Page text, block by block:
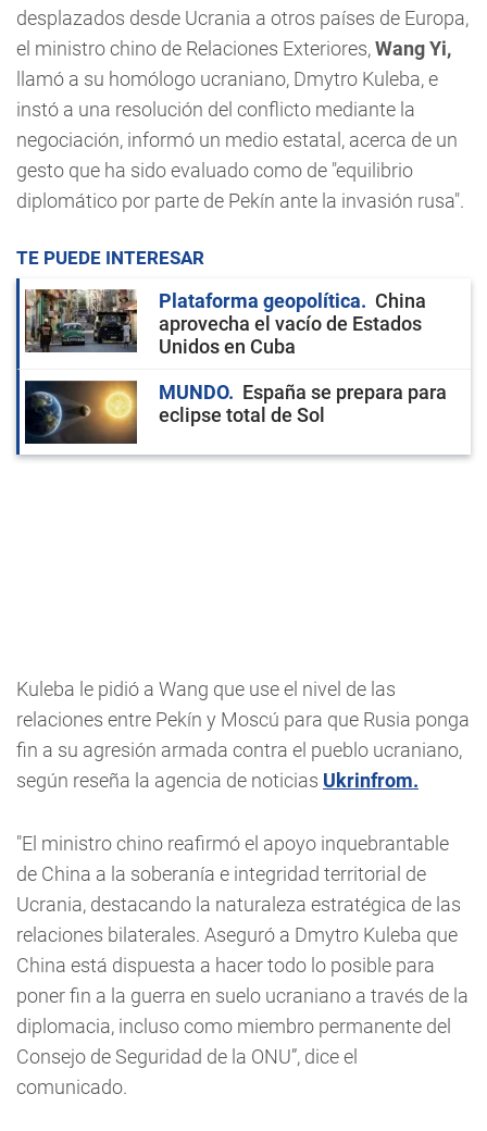
desplazados desde Ucrania a otros países de Europa,
el ministro chino de Relaciones Exteriores,WangYi,
llamó a su homólogo ucraniano, Dmytro Kuleba, e
instó a una resolución del conflicto mediante la
negociación, informó un medio estatal, acerca de un
gesto que ha sido evaluado como de "equilibrio
diplomático por parte de Pekín ante la invasión rusa".
TE PUEDE INTERESAR
Plataforma geopolítica
China
aprovecha el vacío de Estados
Unidos en Cuba
MUNDO
España se prepara para
eclipse total de Sol
Kuleba le pidió a Wang que use el nivel de las
relaciones entre Pekín y Moscú para que Rusia ponga
fin a su agresión armada contra el pueblo ucraniano,
según reseña la agencia de noticias Ukrinfrom.
"El ministro chino reafirmó el apoyo inquebrantable
de China a la soberanía e integridad territorial de
Ucrania, destacando la naturaleza estratégica de las
relaciones bilaterales. Aseguró a Dmytro Kuleba que
China está dispuesta a hacer todo lo posible para
poner fin a la guerra en suelo ucraniano a través de la
diplomacia, incluso como miembro permanente del
Consejo de Seguridad de la ONU”, dice el
comunicado.